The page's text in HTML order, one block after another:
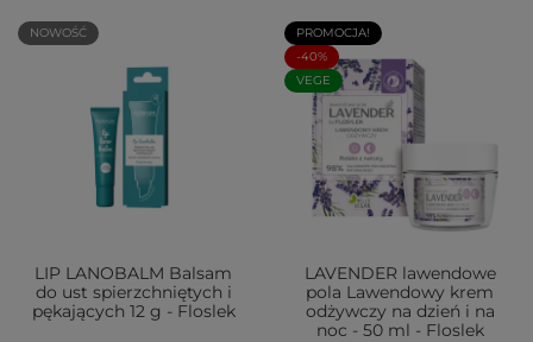
NOWOŚĆ
LIP LANOBALM Balsam
do ust spierzchniętych i
pękających 12 g - Floslek
PROMOCJA!
-40%
VEGE
LAVENDER lawendowe
pola Lawendowy krem
odżywczy na dzień i na
noc - 50 ml - Floslek